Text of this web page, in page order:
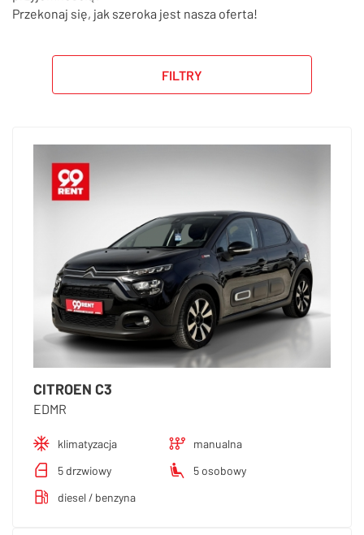
Przekonaj się, jak szeroka jest nasza oferta!
FILTRY
CITROEN C3
EDMR
klimatyzacja
manualna
5 drzwiowy
5 osobowy
diesel / benzyna